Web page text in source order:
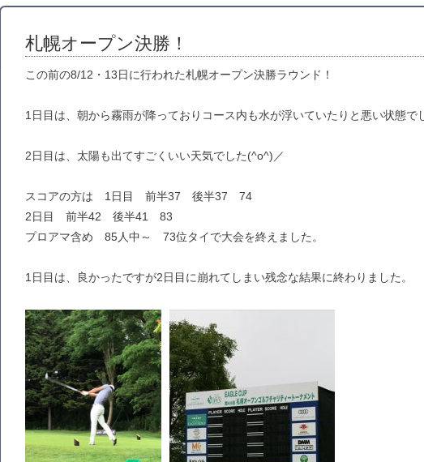
札幌オープン決勝！
この前の8/12・13日に行われた札幌オープン決勝ラウンド！
1日目は、朝から霧雨が降っておりコース内も水が浮いていたりと悪い状態で
2日目は、太陽も出てすごくいい天気でした(^o^)／
スコアの方は 1日目 前半37 後半37 74
2日目 前半42 後半41 83
プロアマ含め 85人中～ 73位タイで大会を終えました。
1日目は、良かったですが2日目に崩れてしまい残念な結果に終わりました。